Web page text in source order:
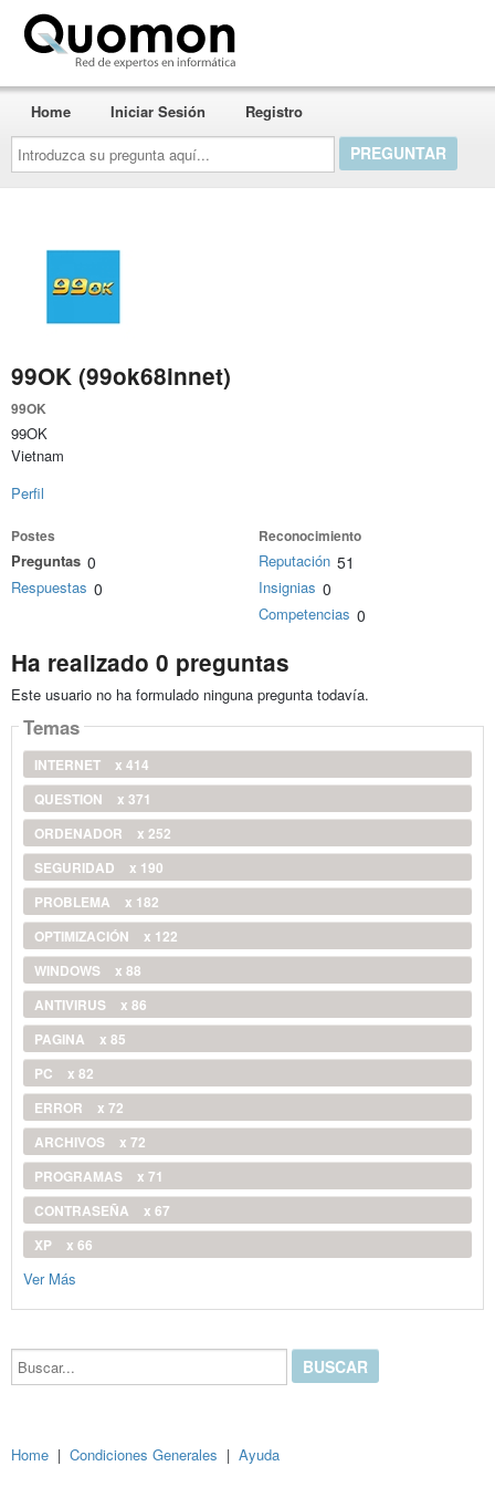
Introduzca
su
pregunta
aquí...
Home Iniciar Sesión Registro
99OK (99ok68innet)
99OK
99OK
Vietnam
Perfil
Postes
Preguntas 0
Respuestas 0
Reconocimiento
Reputación 51
Insignias 0
Competencias 0
Ha realizado 0 preguntas
Este usuario no ha formulado ninguna pregunta todavía.
Temas
INTERNET
x 414
QUESTION
x 371
ORDENADOR
x 252
SEGURIDAD
x 190
PROBLEMA
x 182
OPTIMIZACIÓN
x 122
WINDOWS
x 88
ANTIVIRUS
x 86
PAGINA
x 85
PC
x 82
ERROR
x 72
ARCHIVOS
x 72
PROGRAMAS
x 71
CONTRASEÑA
x 67
XP
x 66
Ver Más
Buscar...
Home | Condiciones Generales | Ayuda